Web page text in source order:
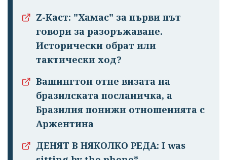
Успешно
излязохте от
профила си!
Z-Каст: "Хамас" за първи път
говори за разоръжаване.
Исторически обрат или
тактически ход?
Вашингтон отне визата на
бразилската посланичка, а
Бразилия понижи отношенията с
Аржентина
ДЕНЯТ В НЯКОЛКО РЕДА: I was